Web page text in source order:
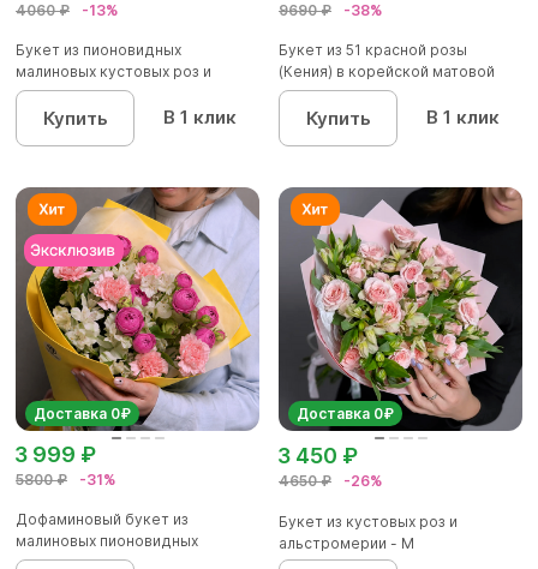
4060 ₽ -13%
Букет из пионовидных
малиновых кустовых роз и
альстроме...
Купить В 1 клик
9690 ₽ -38%
Букет из 51 красной розы
(Кения) в корейской матовой
уп...
Купить В 1 клик
Доставка 0₽
5800 ₽ -31%
3 999 ₽
Дофаминовый букет из
малиновых пионовидных
кустовых роз...
Доставка 0₽
4650 ₽ -26%
3 450 ₽
Букет из кустовых роз и
альстромерии - М